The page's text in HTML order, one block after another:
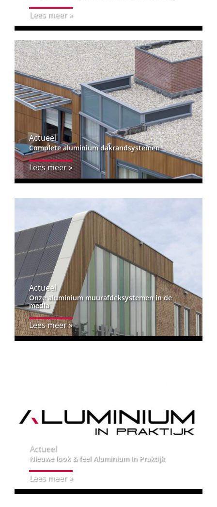
Lees meer »
Actueel
Complete aluminium dakrandsystemen
Lees meer »
Actueel
Onze aluminium muurafdeksystemen in de
media
Lees meer »
Actueel
Nieuwe look & feel Aluminium In Praktijk
Lees meer »